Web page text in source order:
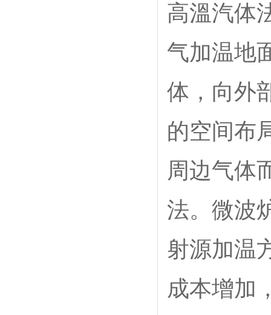
高溫汽体
气加温地
体，向外
的空间布
周边气体
法。微波
射源加温
成本增加